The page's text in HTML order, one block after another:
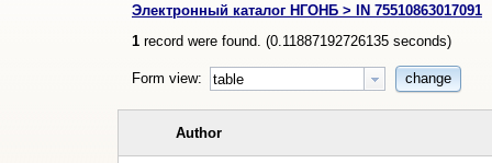
Электронный каталог НГОНБ > IN 75510863017091
1record were found. (0.11887192726135seconds)
Form view: table change
Author